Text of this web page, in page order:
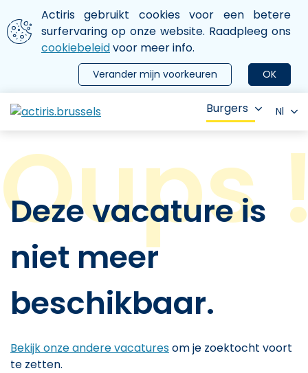
Aller au contenu principal
We gebruiken cookies
Actiris gebruikt cookies voor een betere
surfervaring op onze website. Raadpleeg ons
cookiebeleidvoor meer info.
OK
Verander mijn voorkeuren
le menu
Burgers Nl
Deze vacature is
niet meer
beschikbaar.
Bekijk onze andere vacaturesom je zoektocht voort
te zetten.